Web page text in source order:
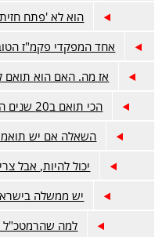
הוא לא 'פתח
אחד המפקדי פקמ"ז
אז מה. האם הוא תואם
הכי תואם ב20 שנים האחרונות
השאלה אם יש
יכול להיות, אבל
יש ממשלה
למה שהרמטכ"ל